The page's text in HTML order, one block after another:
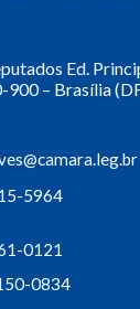
Ed.
900 – Brasília
5964
0121
0834
bem-vindo(a).
do